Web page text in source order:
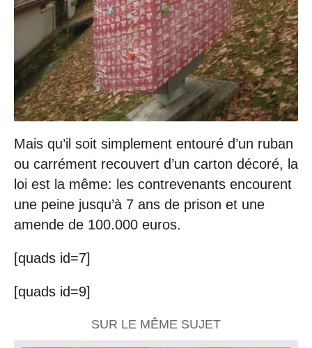
Mais qu’il soit simplement entouré d’un ruban
ou carrément recouvert d’un carton décoré, la
loi est la même: les contrevenants encourent
une peine jusqu’à 7 ans de prison et une
amende de 100.000 euros.
[quads id=7]
[quads id=9]
SUR LE MÊME SUJET